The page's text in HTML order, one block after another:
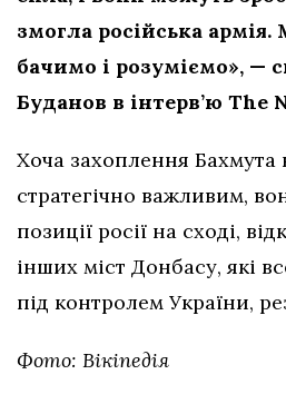
змогла російська армія.
бачимо і розуміємо», —
Буданов в інтерв’ю The
Хоча захоплення Бахмута
стратегічно важливим,
позиції росії на сході,
інших міст Донбасу, які
під контролем України,
Фото: Вікіпедія